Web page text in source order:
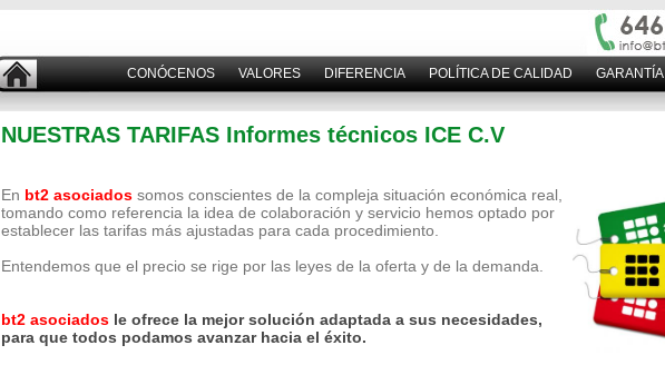
CONÓCENOS VALORES DIFERENCIA POLÍTICA DE CALIDAD GARANTÍA
NUESTRAS TARIFAS Informes técnicos ICE C.V
En bt2 asociadossomos conscientes de la compleja situación económica real,
tomando como referencia la idea de colaboración y servicio hemos optado por
establecer las tarifas más ajustadas para cada procedimiento.
Entendemos que el precio se rige por las leyes de la oferta y de la demanda.
bt2 asociados le ofrece la mejor solución adaptada a sus necesidades,
para que todos podamos avanzar hacia el éxito.